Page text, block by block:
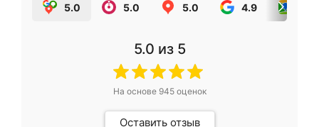
5.0 5.0 5.0 4.9
5.0 из 5
На основе 945оценок
Оставить отзыв